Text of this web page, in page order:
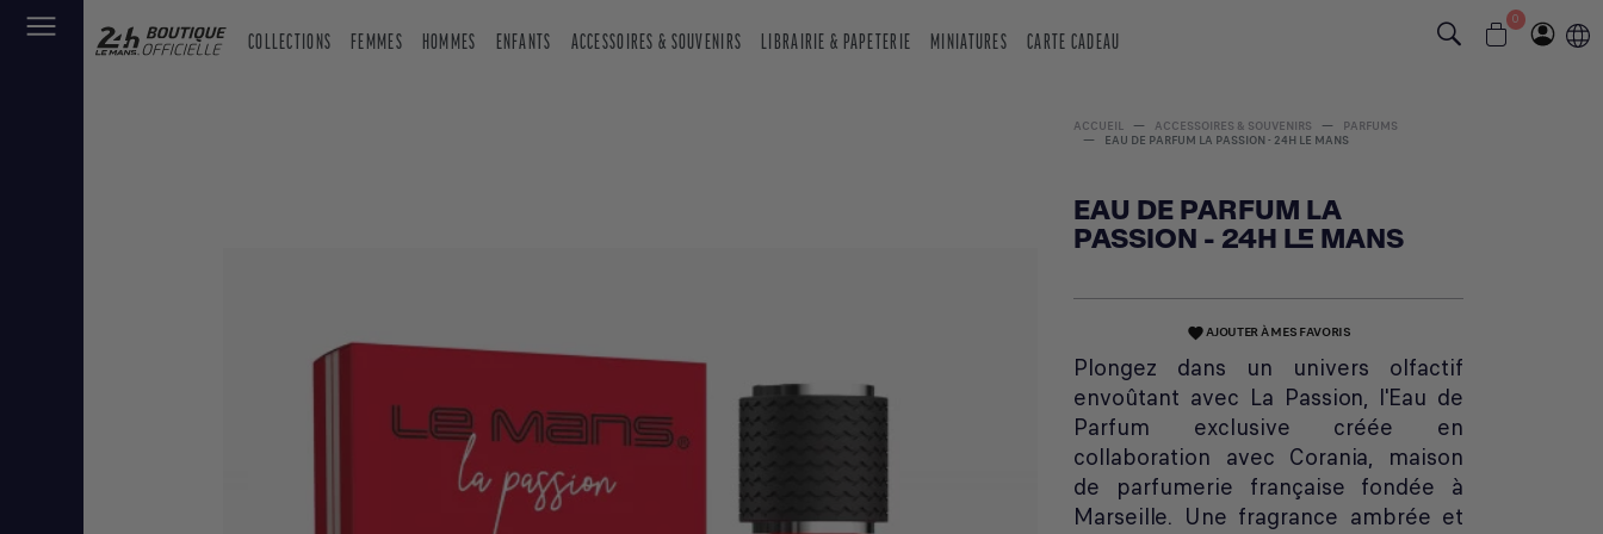
COLLECTIONS FEMMES HOMMES ENFANTS ACCESSOIRES & SOUVENIRS LIBRAIRIE & PAPETERIE MINIATURES CARTE CADEAU
0
ACCUEIL ACCESSOIRES & SOUVENIRS
PARFUMS
EAU DE PARFUM LA PASSION - 24H LE MANS
EAU DE PARFUM LA
PASSION - 24H LE MANS
favoriteAJOUTER À MES FAVORIS
Plongez dans un univers olfactif
envoûtant avec La Passion, l'Eau de
Parfum exclusive créée en
collaboration avec Corania, maison
de parfumerie française fondée à
Marseille. Une fragrance ambrée et